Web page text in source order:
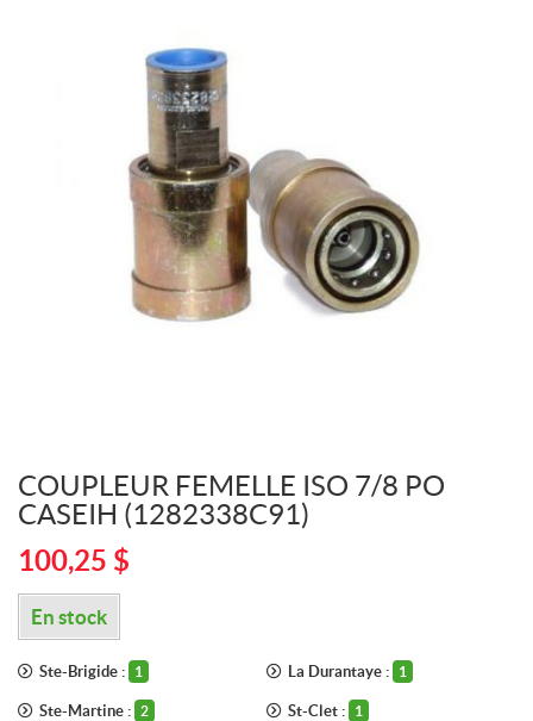
COUPLEUR FEMELLE ISO 7/8 PO
CASEIH (1282338C91)
100,25 $
En stock
Ste-Brigide : 1 La Durantaye : 1
Ste-Martine : 2 St-Clet : 1